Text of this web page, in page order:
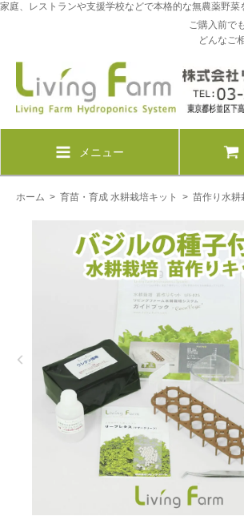
家庭、レストランや支援学校などで本格的な無農薬野菜
ご購入前で
どんなご
メニュー
ホーム > 育苗・育成 水耕栽培キット > 苗作り水耕